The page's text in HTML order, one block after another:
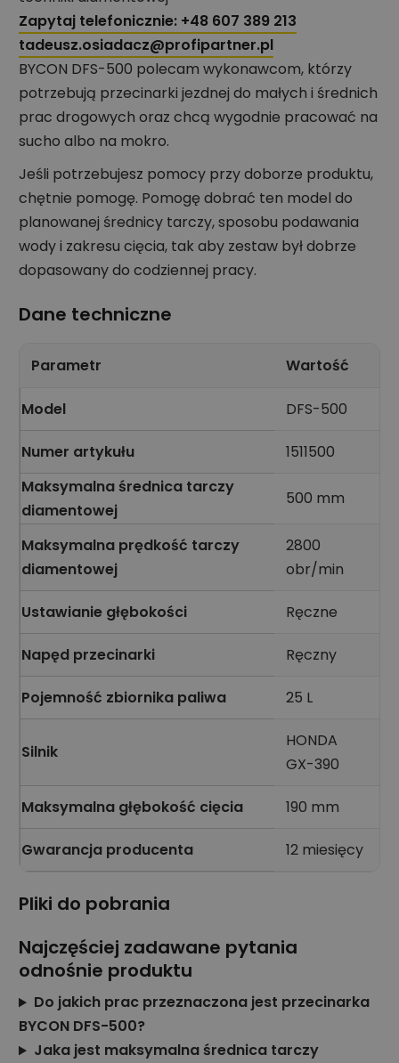
Zapytaj telefonicznie: +48 607 389 213
tadeusz.osiadacz@profipartner.pl
BYCON DFS-500 polecam wykonawcom, którzy
potrzebują przecinarki jezdnej do małych i średnich
prac drogowych oraz chcą wygodnie pracować na
sucho albo na mokro.
Jeśli potrzebujesz pomocy przy doborze produktu,
chętnie pomogę. Pomogę dobrać ten model do
planowanej średnicy tarczy, sposobu podawania
wody i zakresu cięcia, tak aby zestaw był dobrze
dopasowany do codziennej pracy.
Dane techniczne
Parametr Wartość
Model DFS-500
Numer artykułu
1511500
Maksymalna średnica tarczy
diamentowej
500 mm
Maksymalna prędkość tarczy
diamentowej
2800
obr/min
Ustawianie głębokości Ręczne
Napęd przecinarki Ręczny
Pojemność zbiornika paliwa 25 L
Silnik
HONDA
GX-390
Maksymalna głębokość cięcia 190 mm
Gwarancja producenta 12 miesięcy
Pliki do pobrania
Najczęściej zadawane pytania
odnośnie produktu
Do jakich prac przeznaczona jest przecinarka
BYCON DFS-500?
Jaka jest maksymalna średnica tarczy